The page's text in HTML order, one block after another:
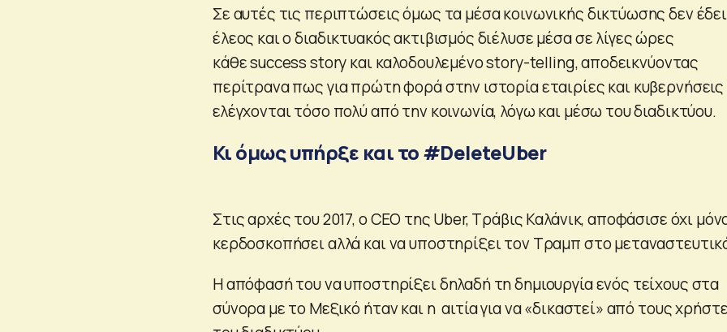
Σε αυτές τις περιπτώσεις όμως τα μέσα κοινωνικής δικτύωσης δεν
έλεος και ο διαδικτυακός ακτιβισμός διέλυσε μέσα σε λίγες ώρες
κάθε success story και καλοδουλεμένο story-telling, αποδεικνύοντας
περίτρανα πως για πρώτη φορά στην ιστορία εταιρίες και κυβερνήσεις
ελέγχονται τόσο πολύ από την κοινωνία, λόγω και μέσω του διαδικτύου.
Κι όμως υπήρξε και το #DeleteUber
Στις αρχές του 2017, ο CEO της Uber, Τράβις Καλάνικ, αποφάσισε όχι
κερδοσκοπήσει αλλά και να υποστηρίξει τον Τραμπ στο
Η απόφασή του να υποστηρίξει δηλαδή τη δημιουργία ενός τείχους στα
σύνορα με το Μεξικό ήταν και η αιτία για να «δικαστεί» από τους